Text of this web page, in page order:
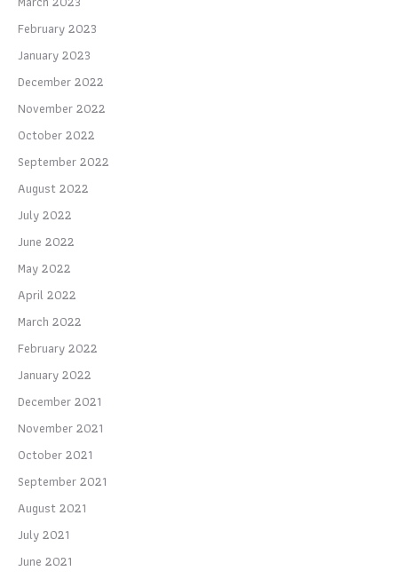
February 2023
January 2023
December 2022
November 2022
October 2022
September 2022
August 2022
July 2022
June 2022
May 2022
April 2022
March 2022
February 2022
January 2022
December 2021
November 2021
October 2021
September 2021
August 2021
July 2021
June 2021